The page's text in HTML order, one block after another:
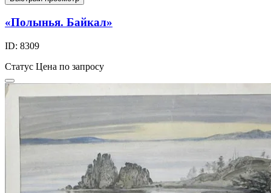
«Полынья. Байкал»
ID: 8309
Статус Цена по запросу